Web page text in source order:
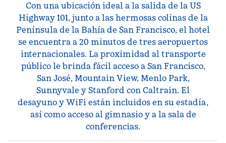
Con una ubicación ideal a la salida de la US
Highway 101, junto a las hermosas colinas de la
Península de la Bahía de San Francisco, el hotel
se encuentra a 20 minutos de tres aeropuertos
internacionales. La proximidad al transporte
público le brinda fácil acceso a San Francisco,
San José, Mountain View, Menlo Park,
Sunnyvale y Stanford con Caltrain. El
desayuno y WiFi están incluidos en su estadía,
así como acceso al gimnasio y a la sala de
conferencias.